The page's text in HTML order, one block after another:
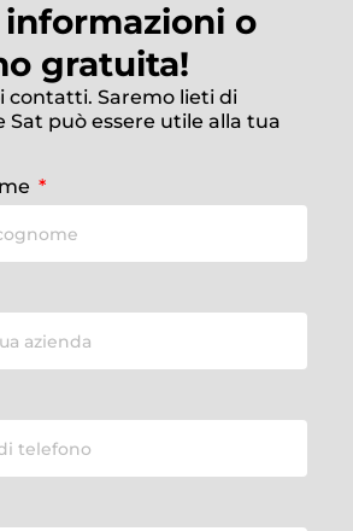
o
gratuita!
contatti. Saremo lieti di
Sat può essere utile alla tua